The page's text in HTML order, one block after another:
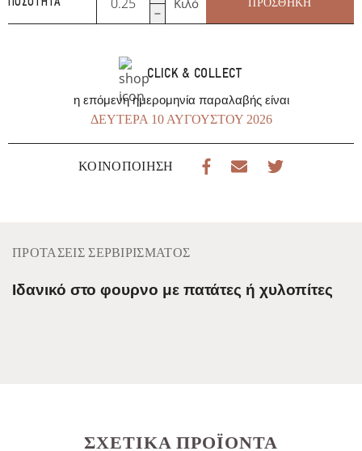
ΠΟΣΌΤΗΤΑ
Κοτόπουλο
ποσότητα
ΠΡΟΣΘΉΚΗ
CLICK & COLLECT
η επόμενη ημερομηνία παραλαβής είναι
ΔΕΥΤΈΡΑ 10 ΑΥΓΟΎΣΤΟΥ 2026
ΚΟΙΝΟΠΟΊΗΣΗ
ΠΡΟΤΆΣΕΙΣ ΣΕΡΒΙΡΊΣΜΑΤΟΣ
Ιδανικό στο φουρνο με πατάτες ή χυλοπίτες
ΣΧΕΤΙΚΆ ΠΡΟΪΌΝΤΑ